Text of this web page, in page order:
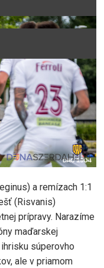
a remízach 1:1
(Risvanis)
prípravy. Narazíme
maďarskej
súperovho
ale v priamom